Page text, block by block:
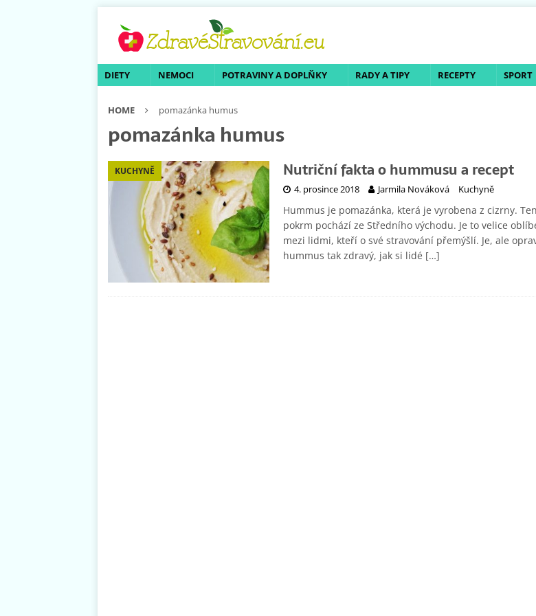
DIETY NEMOCI POTRAVINY A DOPLŇKY RADY A TIPY RECEPTY SPORT
HOME pomazánka humus
pomazánka humus
KUCHYNĚ Nutriční fakta o hummusu a recept
4. prosince 2018 Jarmila Nováková Kuchyně
Hummus je pomazánka, která je vyrobena z cizrny.
pokrm pochází ze Středního východu. Je to velice
mezi lidmi, kteří o své stravování přemýšlí. Je, ale
hummus tak zdravý, jak si lidé […]